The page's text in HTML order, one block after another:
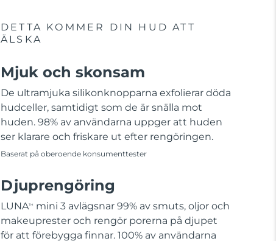
DETTA KOMMER DIN HUD ATT
ÄLSKA
Mjuk och skonsam
De ultramjuka silikonknopparna exfolierar döda
hudceller, samtidigt som de är snälla mot
huden. 98% av användarna uppger att huden
ser klarare och friskare ut efter rengöringen.
Baserat på oberoende konsumenttester
Djuprengöring
LUNATM
mini 3 avlägsnar 99% av smuts, oljor och
makeuprester och rengör porerna på djupet
för att förebygga finnar. 100% av användarna